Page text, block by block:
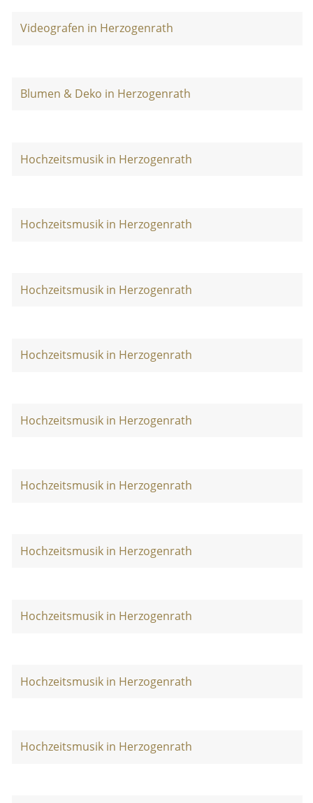
Videografen in Herzogenrath
Blumen & Deko in Herzogenrath
Hochzeitsmusik in Herzogenrath
Hochzeitsmusik in Herzogenrath
Hochzeitsmusik in Herzogenrath
Hochzeitsmusik in Herzogenrath
Hochzeitsmusik in Herzogenrath
Hochzeitsmusik in Herzogenrath
Hochzeitsmusik in Herzogenrath
Hochzeitsmusik in Herzogenrath
Hochzeitsmusik in Herzogenrath
Hochzeitsmusik in Herzogenrath